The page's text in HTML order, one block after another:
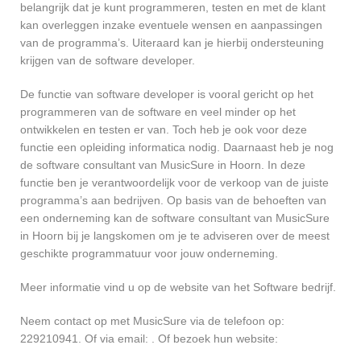
belangrijk dat je kunt programmeren, testen en met de klant
kan overleggen inzake eventuele wensen en aanpassingen
van de programma’s. Uiteraard kan je hierbij ondersteuning
krijgen van de software developer.
De functie van software developer is vooral gericht op het
programmeren van de software en veel minder op het
ontwikkelen en testen er van. Toch heb je ook voor deze
functie een opleiding informatica nodig. Daarnaast heb je nog
de software consultant van MusicSure in Hoorn. In deze
functie ben je verantwoordelijk voor de verkoop van de juiste
programma’s aan bedrijven. Op basis van de behoeften van
een onderneming kan de software consultant van MusicSure
in Hoorn bij je langskomen om je te adviseren over de meest
geschikte programmatuur voor jouw onderneming.
Meer informatie vind u op de website van het Software bedrijf.
Neem contact op met MusicSure via de telefoon op:
229210941. Of via email:
. Of bezoek hun website: